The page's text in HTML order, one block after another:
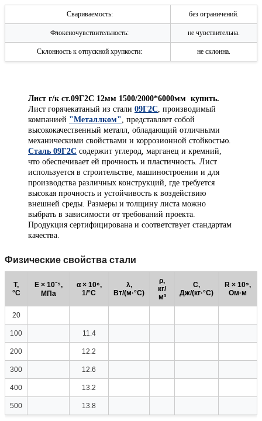
Свариваемость: без ограничений.
Флокеночувствительность: не чувствительна.
Склонность к отпускной хрупкости: не склонна.
Лист г/к ст.09Г2С 12мм 1500/2000*6000мм купить.
Лист горячекатаный из стали 09Г2С, производимый
компанией "Металлком", представляет собой
высококачественный металл, обладающий отличными
механическими свойствами и коррозионной стойкостью.
Сталь 09Г2С содержит углерод, марганец и кремний,
что обеспечивает ей прочность и пластичность. Лист
используется в строительстве, машиностроении и для
производства различных конструкций, где требуется
высокая прочность и устойчивость к воздействию
внешней среды. Размеры и толщину листа можно
выбрать в зависимости от требований проекта.
Продукция сертифицирована и соответствует стандартам
качества.
Физические свойства стали
T,
°C
E × 10⁻⁵,
МПа
α × 10⁶,
1/°C
λ,
Вт/(м·°C)
ρ,
кг/
м³
C,
Дж/(кг·°C)
R × 10⁹,
Ом·м
20
100 11.4
200 12.2
300 12.6
400 13.2
500 13.8